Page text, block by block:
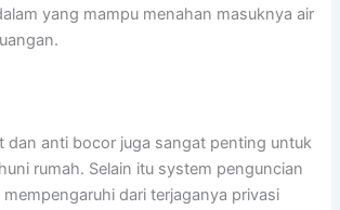
yang mampu menahan masuknya air
dan anti bocor juga sangat penting untuk
rumah. Selain itu system penguncian
dari terjaganya privasi